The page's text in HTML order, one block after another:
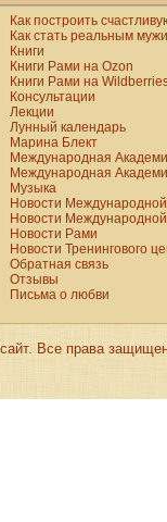
Как построить
Как стать реальным
Книги
Книги Рами на Ozon
Книги Рами на
Консультации
Лекции
Лунный календарь
Марина Блект
Международная
Международная
Музыка
Новости
Новости
Новости Рами
Новости Тренингового
Обратная связь
Отзывы
Письма о любви
Все права